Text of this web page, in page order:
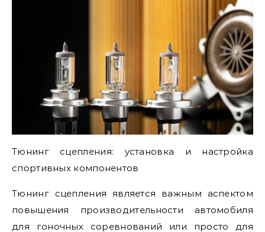
Тюнинг сцепления: установка и настройка
спортивных компонентов
Тюнинг сцепления является важным аспектом
повышения производительности автомобиля
для гоночных соревнований или просто для